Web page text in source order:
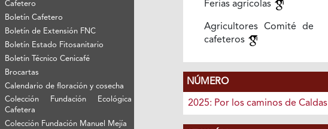
Cafetero
Boletín Cafetero
Boletín de Extensión FNC
Boletín Estado Fitosanitario
Boletín Técnico Cenicafé
Brocartas
Calendario de floración y cosecha
Colección Fundación Ecológica
Cafetera
Colección Fundación Manuel Mejía
Ferias agrícolas
Agricultores Comité de
cafeteros
NÚMERO
2025: Por los caminos de Caldas